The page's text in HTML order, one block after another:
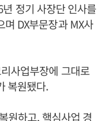
정기 사장단 인사를
DX부문장과 MX사
사업부장에 그대로
복원됐다.
원하고, 핵심사업 경